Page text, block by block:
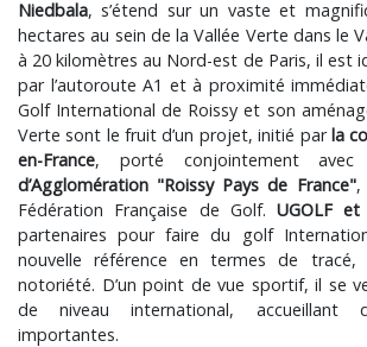
Niedbala, s’étend sur un vaste et
hectares au sein de la Vallée Verte dans le
à 20 kilomètres au Nord-est de Paris, il est
par l’autoroute A1 et à proximité
Golf International de Roissy et son
Verte sont le fruit d’un projet, initié parla
en-France, porté conjointement
d’Agglomération "Roissy Pays de France",
Fédération Française de Golf. UGOLF et
partenaires pour faire du golf
nouvelle référence en termes de
notoriété. D’un point de vue sportif, il se
de niveau international, accueillant
importantes.